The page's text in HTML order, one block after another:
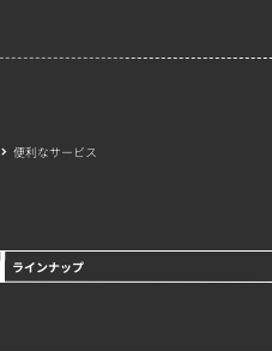
便利なサービス
ラインナップ